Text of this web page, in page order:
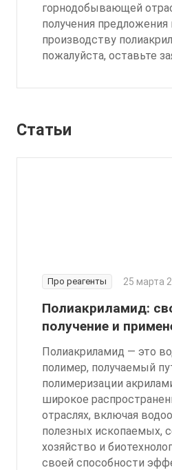
горнодобывающей
получения
производству
пожалуйста, оставьте
Статьи
Про реагенты 25 марта
Полиакриламид:
получение и
Полиакриламид — это
полимер, получаемый
полимеризации
широкое
отраслях, включая
полезных ископаемых,
хозяйство и
своей способности